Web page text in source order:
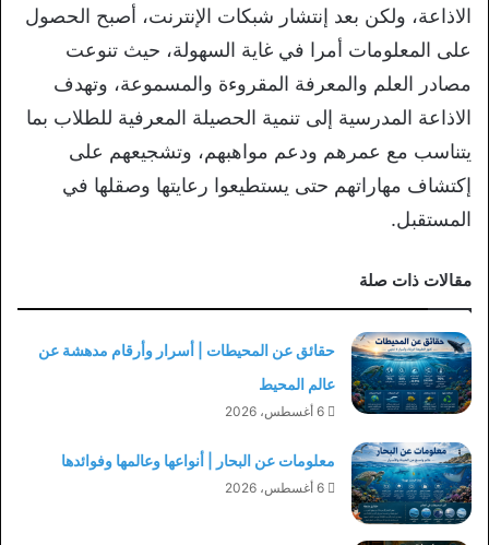
الاذاعة، ولكن بعد إنتشار شبكات الإنترنت، أصبح الحصول
على المعلومات أمرا في غاية السهولة، حيث تنوعت
مصادر العلم والمعرفة المقروءة والمسموعة، وتهدف
الاذاعة المدرسية إلى تنمية الحصيلة المعرفية للطلاب بما
يتناسب مع عمرهم ودعم مواهبهم، وتشجيعهم على
إكتشاف مهاراتهم حتى يستطيعوا رعايتها وصقلها في
المستقبل.
مقالات ذات صلة
حقائق عن المحيطات | أسرار وأرقام مدهشة عن
عالم المحيط
6 أغسطس، 2026
معلومات عن البحار | أنواعها وعالمها وفوائدها
6 أغسطس، 2026